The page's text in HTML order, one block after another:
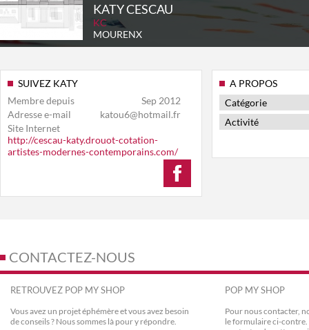
KATY CESCAU
KC
MOURENX
SUIVEZ KATY
Membre depuis
Sep 2012
Adresse e-mail
katou6@hotmail.fr
Site Internet
http://cescau-katy.drouot-cotation-
artistes-modernes-contemporains.com/
A PROPOS
Catégorie
Activité
CONTACTEZ-NOUS
RETROUVEZ POP MY SHOP
Vous avez un projet éphémère et vous avez besoin
de conseils ? Nous sommes là pour y répondre.
POP MY SHOP
Pour nous contacter,
le formulaire ci-contre.